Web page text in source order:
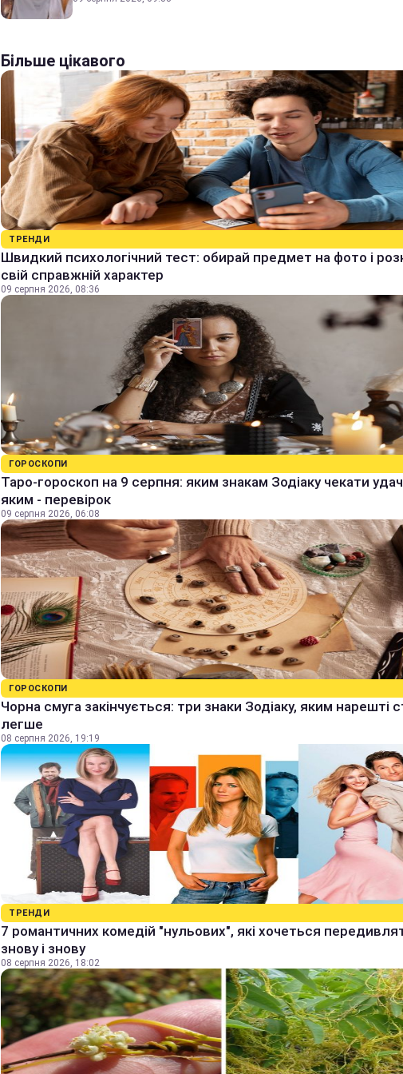
Більше цікавого
ТРЕНДИ
Швидкий психологічний тест: обирай предмет на фото і
свій справжній характер
09 серпня 2026, 08:36
ГОРОСКОПИ
Таро-гороскоп на 9 серпня: яким знакам Зодіаку чекати
яким - перевірок
09 серпня 2026, 06:08
ГОРОСКОПИ
Чорна смуга закінчується: три знаки Зодіаку, яким нарешті
легше
08 серпня 2026, 19:19
ТРЕНДИ
7 романтичних комедій "нульових", які хочеться
знову і знову
08 серпня 2026, 18:02